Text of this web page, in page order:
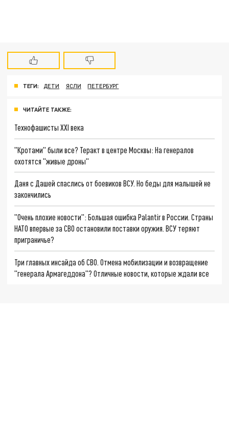
ТЕГИ: ДЕТИ ЯСЛИ ПЕТЕРБУРГ
ЧИТАЙТЕ ТАКЖЕ:
Технофашисты XXI века
"Кротами" были все? Теракт в центре Москвы: На генералов
охотятся "живые дроны"
Даня с Дашей спаслись от боевиков ВСУ. Но беды для малышей не
закончились
"Очень плохие новости": Большая ошибка Palantir в России. Страны
НАТО впервые за СВО остановили поставки оружия. ВСУ теряют
приграничье?
Три главных инсайда об СВО. Отмена мобилизации и возвращение
"генерала Армагеддона"? Отличные новости, которые ждали все